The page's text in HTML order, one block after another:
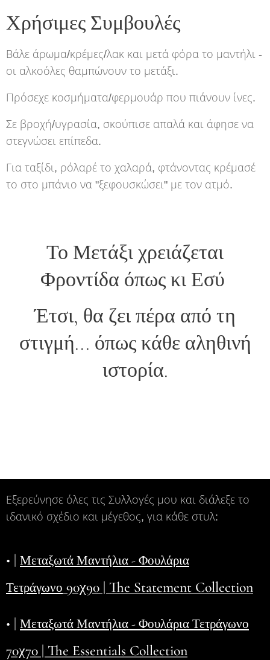
Χρήσιμες Συμβουλές
Βάλε άρωμα/κρέμες/λακ και μετά φόρα το μαντήλι -
οι αλκοόλες θαμπώνουν το μετάξι.
Πρόσεχε κοσμήματα/φερμουάρ που πιάνουν ίνες.
Σε βροχή/υγρασία, σκούπισε απαλά και άφησε να
στεγνώσει επίπεδα.
Για ταξίδι, ρόλαρέ το χαλαρά, φτάνοντας κρέμασέ
το στο μπάνιο να "ξεφουσκώσει" με τον ατμό.
Το Μετάξι χρειάζεται
Φροντίδα όπως κι Εσύ
Έτσι, θα ζει πέρα από τη
στιγμή... όπως κάθε αληθινή
ιστορία.
Εξερεύνησε όλες τις Συλλογές μου και διάλεξε το
ιδανικό σχέδιο και μέγεθος, για κάθε στυλ:
• | Μεταξωτά Μαντήλια - Φουλάρια
Τετράγωνο 90χ90 | The Statement Collection
• | Μεταξωτά Μαντήλια - Φουλάρια Τετράγωνο
70χ70 | The Essentials Collection